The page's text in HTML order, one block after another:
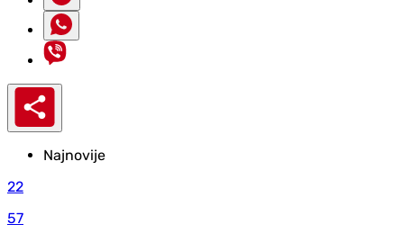
Najnovije
22
57